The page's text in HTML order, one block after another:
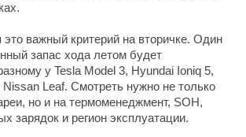
это важный критерий на вторичке. Один
запас хода летом будет
у Tesla Model 3, Hyundai Ioniq 5,
Nissan Leaf. Смотреть нужно не только
но и на термоменеджмент, SOH,
зарядок и регион эксплуатации.